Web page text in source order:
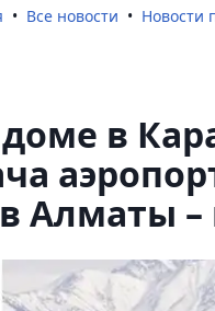
Все новости Новости
в
Алматы –